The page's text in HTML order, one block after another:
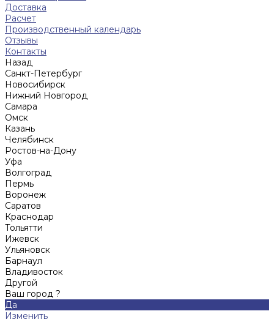
Доставка
Расчет
Производственный календарь
Отзывы
Контакты
Назад
Санкт-Петербург
Новосибирск
Нижний Новгород
Cамара
Омск
Казань
Челябинск
Ростов-на-Дону
Уфа
Волгоград
Пермь
Воронеж
Саратов
Краснодар
Тольятти
Ижевск
Ульяновск
Барнаул
Владивосток
Другой
Ваш город ?
Да
Изменить